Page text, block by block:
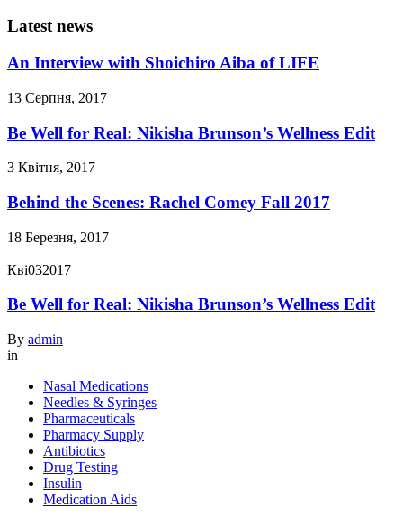
Latest news
An Interview with Shoichiro Aiba of LIFE
13 Серпня, 2017
Be Well for Real: Nikisha Brunson’s Wellness Edit
3 Квітня, 2017
Behind the Scenes: Rachel Comey Fall 2017
18 Березня, 2017
Кві032017
Be Well for Real: Nikisha Brunson’s Wellness Edit
By admin
in
Nasal Medications
Needles & Syringes
Pharmaceuticals
Pharmacy Supply
Antibiotics
Drug Testing
Insulin
Medication Aids